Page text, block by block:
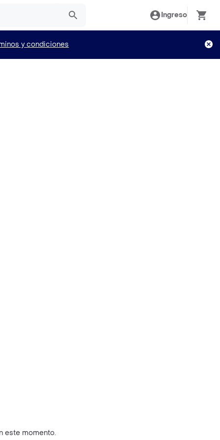
Ingreso
y condiciones
este momento.